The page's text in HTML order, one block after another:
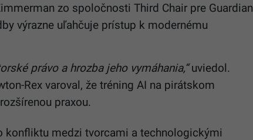
zo spoločnosti Third Chair pre Guardian
výrazne uľahčuje prístup k modernému
právo a hrozba jeho vymáhania,“uviedol.
Rex varoval, že tréning AI na pirátskom
praxou.
konfliktu medzi tvorcami a technologickými